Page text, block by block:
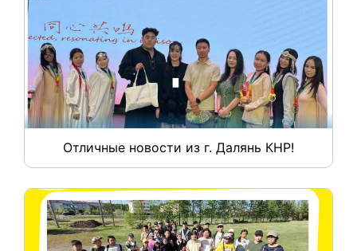
Отличные новости из г. Далянь КНР!